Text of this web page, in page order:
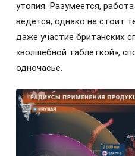
утопия. Разумеется,
ведется, однако не стоит
даже участие британских
«волшебной таблеткой»,
одночасье.